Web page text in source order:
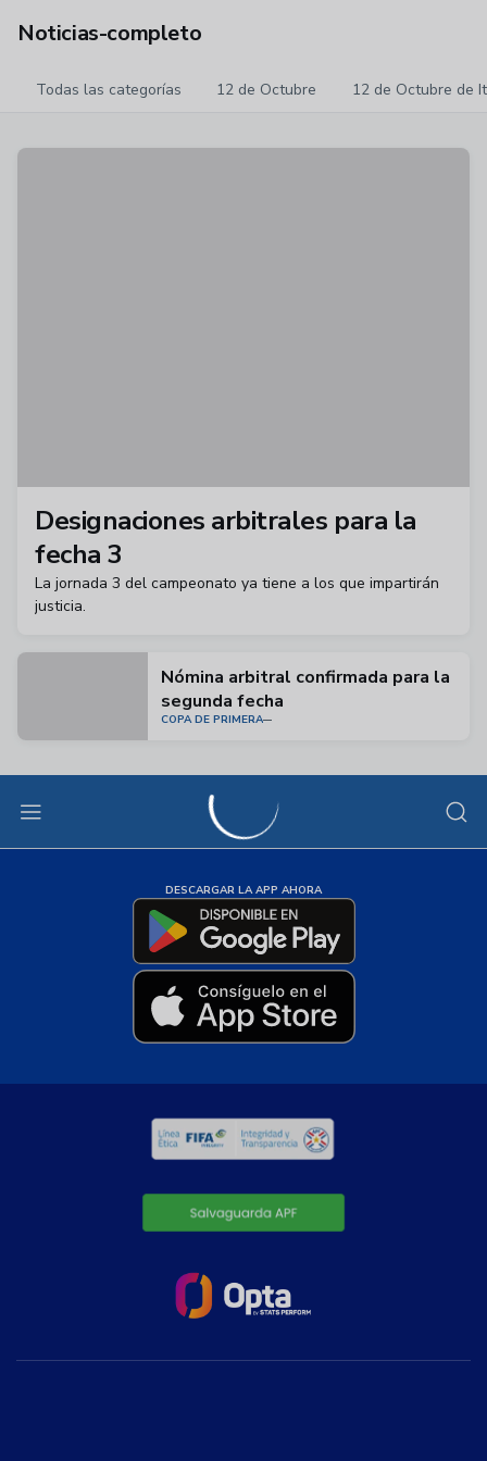
Noticias-completo
Todas las categorías 12 de Octubre 12 de Octubre de
Designaciones arbitrales para la
fecha 3
La jornada 3 del campeonato ya tiene a los que impartirán
justicia.
Nómina arbitral confirmada para la
segunda fecha
COPA DE PRIMERA
DESCARGAR LA APP AHORA